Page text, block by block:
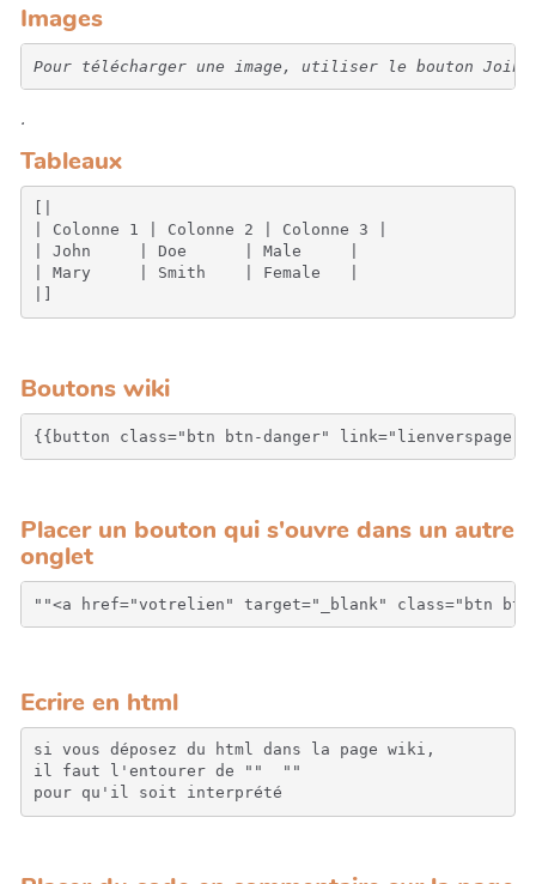
Images
Pour télécharger une image, utiliser le bouton
.
Tableaux
| Colonne 1 | Colonne 2 | Colonne 3 |
| John     | Doe      | Male     |
| Mary     | Smith    | Female   |
Boutons wiki
{{button class="btn btn-danger"
Placer un bouton qui s'ouvre dans un autre
onglet
Ecrire en html
si vous déposez du html dans la page wiki,
il faut l'entourer de ""
""
pour qu'il soit interprété